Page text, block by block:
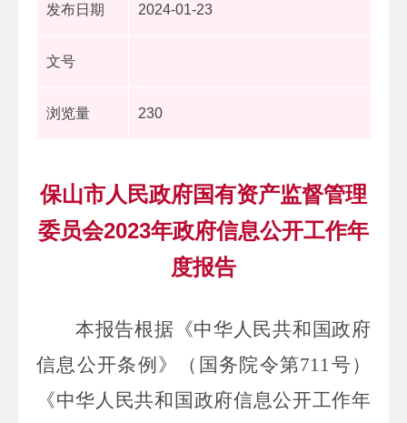
发布日期 2024-01-23
文号
浏览量 230
保山市人民政府国有资产监督管理
委员会2023年政府信息公开工作年
度报告
本报告根据《中华人民共和国政府
信息公开条例》（国务院令第711号）
《中华人民共和国政府信息公开工作年